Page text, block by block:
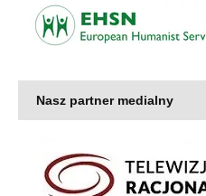
Nasz partner medialny